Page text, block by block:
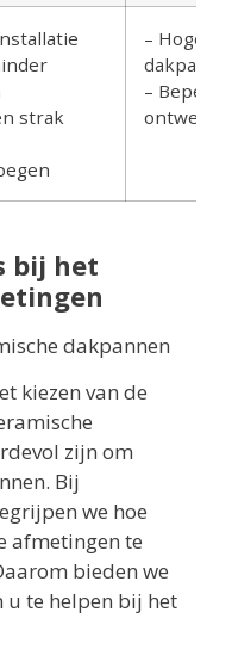
strak
–
dakpan
–
bij het
kiezen van de
zijn om
Bij
we hoe
afmetingen te
bieden we
u te helpen bij het